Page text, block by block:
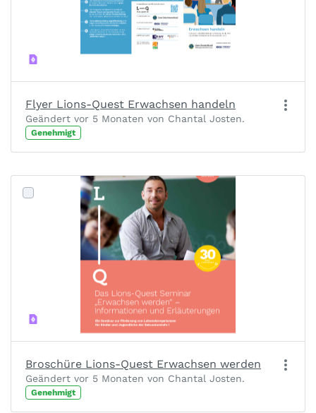
Flyer Lions-Quest Erwachsen handeln
Geändert vor 5 Monaten von Chantal Josten.
Genehmigt
Broschüre Lions-Quest Erwachsen werden
Geändert vor 5 Monaten von Chantal Josten.
Genehmigt